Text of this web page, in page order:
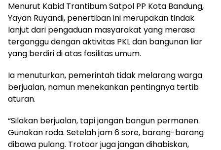
Menurut Kabid Trantibum Satpol PP Kota Bandung,
Yayan Ruyandi, penertiban ini merupakan tindak
lanjut dari pengaduan masyarakat yang merasa
terganggu dengan aktivitas PKL dan bangunan liar
yang berdiri di atas fasilitas umum.
Ia menuturkan, pemerintah tidak melarang warga
berjualan, namun menekankan pentingnya tertib
aturan.
“Silakan berjualan, tapi jangan bangun permanen.
Gunakan roda. Setelah jam 6 sore, barang-barang
dibawa pulang. Trotoar juga jangan dihabiskan,